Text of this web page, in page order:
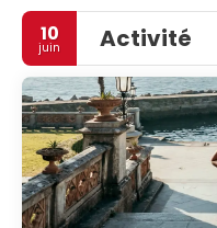
10
juin Activité